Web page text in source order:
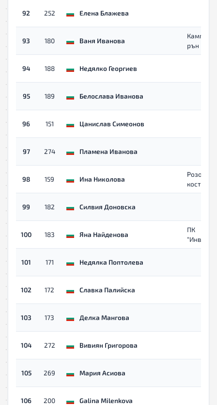
92 252 Елена Блажева
93 180 Ваня Иванова
рън
94 188 Недялко Георгиев
95 189 Белослава Иванова
96 151 Цанислав Симеонов
97 274 Пламена Иванова
98 159 Ина Николова
Розови
99 182 Силвия Доновска
100 183 Яна Найденова
ПК
101 171 Недялка Поптолева
102 172 Славка Палийска
103 173 Делка Мангова
104 272 Вивиян Григорова
105 269 Мария Асиова
106 200 Galina Milenkova